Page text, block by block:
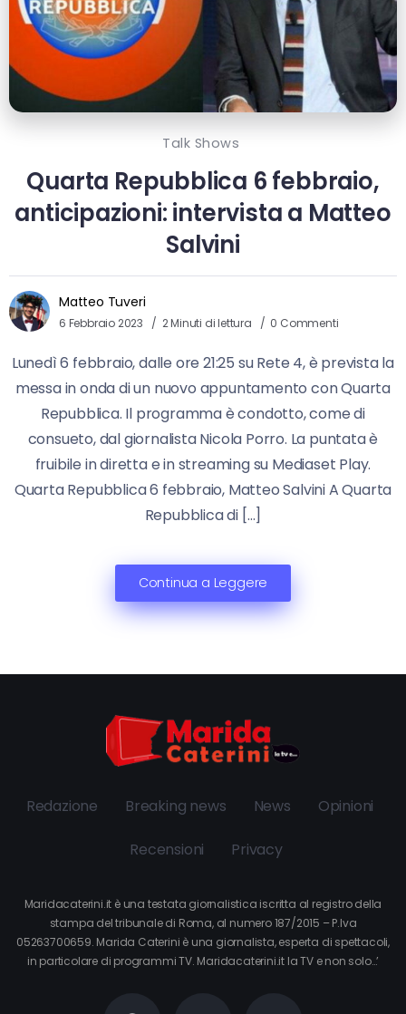
Talk Shows
Quarta Repubblica 6 febbraio,
anticipazioni: intervista a Matteo
Salvini
Matteo Tuveri
6 Febbraio 2023 2 Minuti di lettura 0 Commenti
Lunedì 6 febbraio, dalle ore 21:25 su Rete 4, è prevista la
messa in onda di un nuovo appuntamento con Quarta
Repubblica. Il programma è condotto, come di
consueto, dal giornalista Nicola Porro. La puntata è
fruibile in diretta e in streaming su Mediaset Play.
Quarta Repubblica 6 febbraio, Matteo Salvini A Quarta
Repubblica di […]
Continua a Leggere
Redazione Breaking news News Opinioni
Recensioni Privacy
Maridacaterini.it è una testata giornalistica iscritta al registro della
stampa del tribunale di Roma, al numero 187/2015 – P.Iva
05263700659. Marida Caterini è una giornalista, esperta di spettacoli,
in particolare di programmi TV. Maridacaterini.it la TV e non solo…’